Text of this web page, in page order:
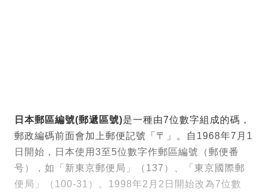
日本郵區編號(郵遞區號)是一種由7位數字組成的碼，
郵政編碼前面會加上郵便記號「〒」。自1968年7月1
日開始，日本使用3至5位數字作郵區編號（郵便番
号），如「新東京郵便局」（137）、「東京國際郵
便局」（100-31）。1998年2月2日開始改為7位數